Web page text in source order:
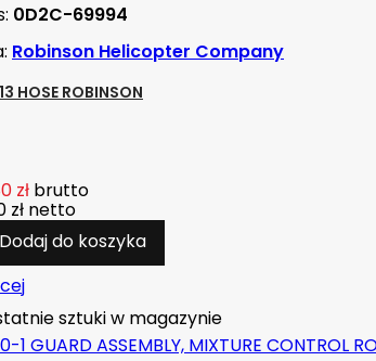
0D2C-69994
Robinson Helicopter Company
HOSE ROBINSON
zł brutto
zł netto
Dodaj do koszyka
sztuki w magazynie